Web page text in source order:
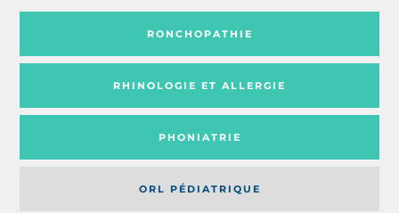
RONCHOPATHIE
RHINOLOGIE ET ALLERGIE
PHONIATRIE
ORL PÉDIATRIQUE